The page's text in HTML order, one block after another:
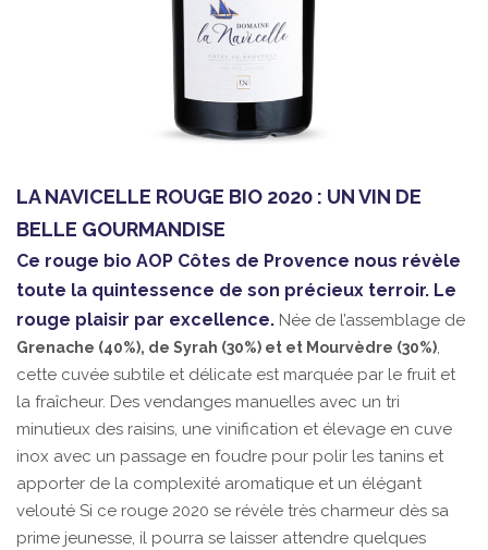
LA NAVICELLE ROUGE BIO 2020 : UN VIN DE
BELLE GOURMANDISE
Ce rouge bio AOP Côtes de Provence nous révèle
toute la quintessence de son précieux terroir. Le
rouge plaisir par excellence. Née de l’assemblage de
Grenache (40%), de Syrah (30%) et et Mourvèdre (30%),
cette cuvée subtile et délicate est marquée par le fruit et
la fraîcheur. Des vendanges manuelles avec un tri
minutieux des raisins, une vinification et élevage en cuve
inox avec un passage en foudre pour polir les tanins et
apporter de la complexité aromatique et un élégant
velouté Si ce rouge 2020 se révèle très charmeur dès sa
prime jeunesse, il pourra se laisser attendre quelques